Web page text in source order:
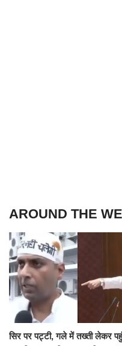
AROUND THE
सिर पर पट्टी, गले में तख्ती लेकर